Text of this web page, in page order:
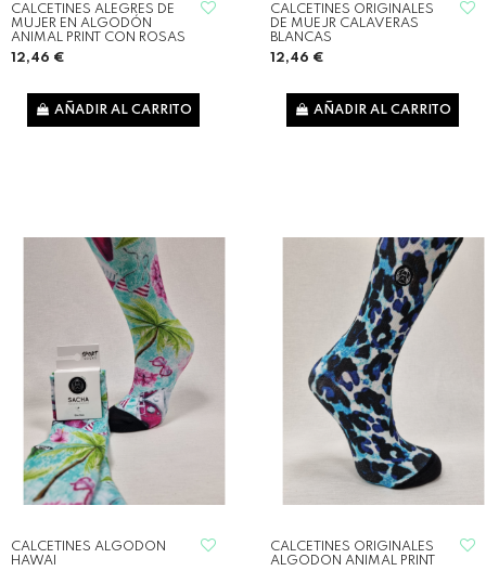
CALCETINES ALEGRES DE
MUJER EN ALGODÓN
ANIMAL PRINT CON ROSAS
12,46 €
AÑADIR AL CARRITO
CALCETINES ORIGINALES
DE MUEJR CALAVERAS
BLANCAS
12,46 €
AÑADIR AL CARRITO
CALCETINES ALGODON
HAWAI
CALCETINES ORIGINALES
ALGODON ANIMAL PRINT